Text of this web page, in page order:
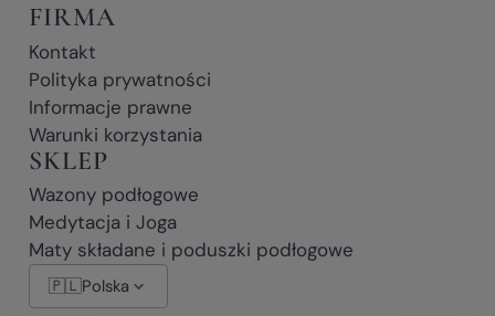
FIRMA
Kontakt
Polityka prywatności
Informacje prawne
Warunki korzystania
SKLEP
Wazony podłogowe
Medytacja i Joga
Maty składane i poduszki podłogowe
🇵🇱Polska